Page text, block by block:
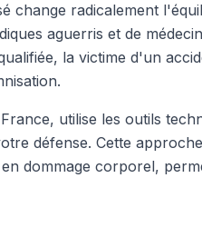
change radicalement
aguerris et de
la victime d'un
utilise les outils
défense. Cette
dommage corporel,